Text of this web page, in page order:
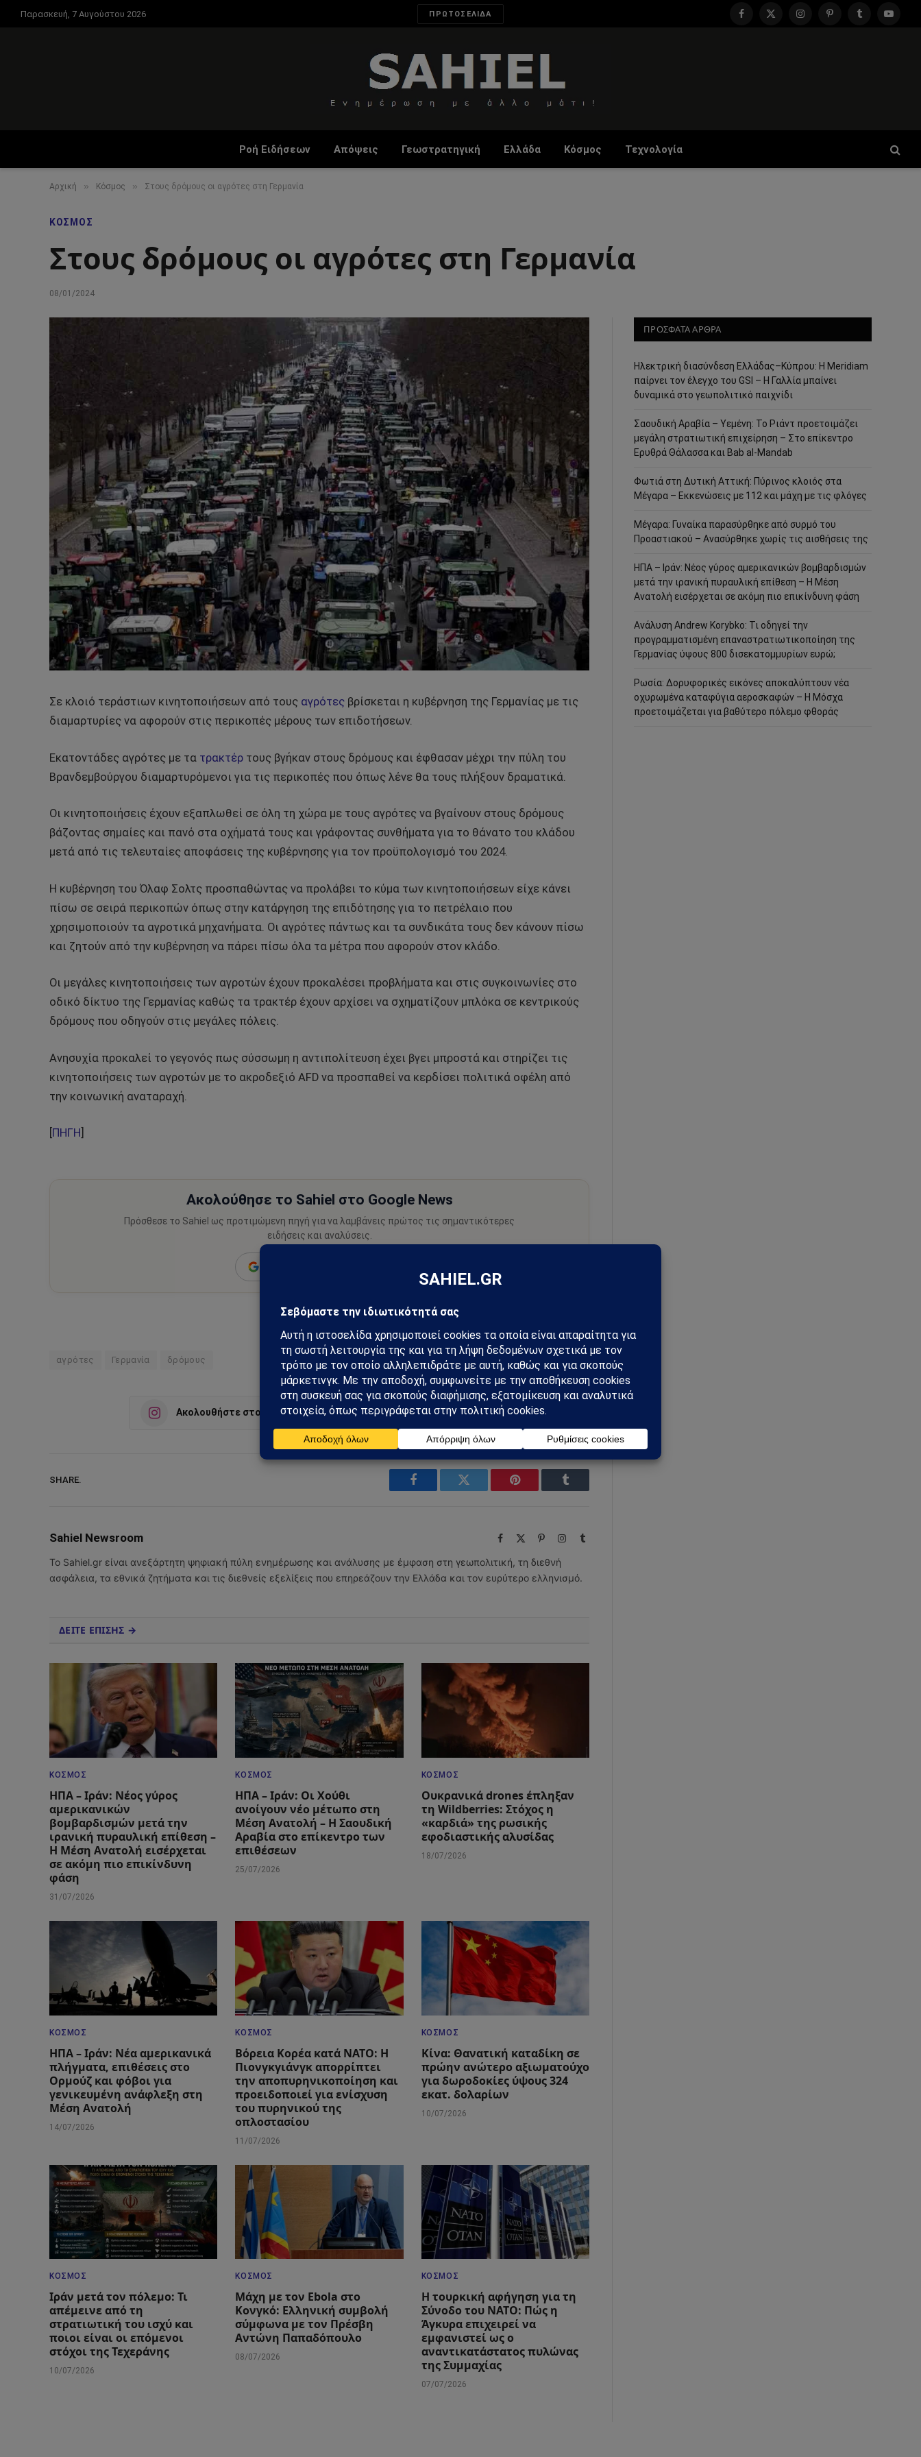
Παρασκευή, 7 Αυγούστου 2026 ΠΡΩΤΟΣΕΛΙΔΑ
Facebook
X
InstagramPinterestTumblr
Ροή Ειδήσεων Απόψεις Γεωστρατηγική Ελλάδα Κόσμος Τεχνολογία
Αρχική » Κόσμος » Στους δρόμους οι αγρότες στη Γερμανία
ΚΌΣΜΟΣ
Στους δρόμους οι αγρότες στη Γερμανία
08/01/2024
Σε κλοιό τεράστιων κινητοποιήσεων από τους αγρότες βρίσκεται η κυβέρνηση της Γερμανίας με τις
διαμαρτυρίες να αφορούν στις περικοπές μέρους των επιδοτήσεων.
Εκατοντάδες αγρότες με τα τρακτέρ τους βγήκαν στους δρόμους και έφθασαν μέχρι την πύλη του
Βρανδεμβούργου διαμαρτυρόμενοι για τις περικοπές που όπως λένε θα τους πλήξουν δραματικά.
Οι κινητοποιήσεις έχουν εξαπλωθεί σε όλη τη χώρα με τους αγρότες να βγαίνουν στους δρόμους
βάζοντας σημαίες και πανό στα οχήματά τους και γράφοντας συνθήματα για το θάνατο του κλάδου
μετά από τις τελευταίες αποφάσεις της κυβέρνησης για τον προϋπολογισμό του 2024.
Η κυβέρνηση του Όλαφ Σολτς προσπαθώντας να προλάβει το κύμα των κινητοποιήσεων είχε κάνει
πίσω σε σειρά περικοπών όπως στην κατάργηση της επιδότησης για το πετρέλαιο που
χρησιμοποιούν τα αγροτικά μηχανήματα. Οι αγρότες πάντως και τα συνδικάτα τους δεν κάνουν πίσω
και ζητούν από την κυβέρνηση να πάρει πίσω όλα τα μέτρα που αφορούν στον κλάδο.
Οι μεγάλες κινητοποιήσεις των αγροτών έχουν προκαλέσει προβλήματα και στις συγκοινωνίες στο
οδικό δίκτυο της Γερμανίας καθώς τα τρακτέρ έχουν αρχίσει να σχηματίζουν μπλόκα σε κεντρικούς
δρόμους που οδηγούν στις μεγάλες πόλεις.
Ανησυχία προκαλεί το γεγονός πως σύσσωμη η αντιπολίτευση έχει βγει μπροστά και στηρίζει τις
κινητοποιήσεις των αγροτών με το ακροδεξιό AFD να προσπαθεί να κερδίσει πολιτικά οφέλη από
την κοινωνική αναταραχή.
ΠΗΓΗ
Ακολούθησε το Sahiel στο Google News
Πρόσθεσε το Sahiel ως προτιμώμενη πηγή για να λαμβάνεις πρώτος τις σημαντικότερες
ειδήσεις και αναλύσεις.
αγρότες Γερμανία δρόμους
Ακολουθήστε στο Instagram Ακολουθήστε στο YouTube
SHARE.
Facebook Twitter Pinterest Tumblr
Sahiel Newsroom Facebook PinterestInstagram
Tumblr
Το Sahiel.gr είναι ανεξάρτητη ψηφιακή πύλη ενημέρωσης και ανάλυσης με έμφαση στη γεωπολιτική, τη διεθνή
ασφάλεια, τα εθνικά ζητήματα και τις διεθνείς εξελίξεις που επηρεάζουν την Ελλάδα και τον ευρύτερο ελληνισμό.
ΔΕΙΤΕ ΕΠΙΣΗΣ →
ΚΌΣΜΟΣ
ΗΠΑ – Ιράν: Νέος γύρος
αμερικανικών
βομβαρδισμών μετά την
ιρανική πυραυλική επίθεση –
Η Μέση Ανατολή εισέρχεται
σε ακόμη πιο επικίνδυνη
φάση
31/07/2026
ΚΌΣΜΟΣ
ΗΠΑ – Ιράν: Οι Χούθι
ανοίγουν νέο μέτωπο στη
Μέση Ανατολή – Η Σαουδική
Αραβία στο επίκεντρο των
επιθέσεων
25/07/2026
ΚΌΣΜΟΣ
Ουκρανικά drones έπληξαν
τη Wildberries: Στόχος η
«καρδιά» της ρωσικής
εφοδιαστικής αλυσίδας
18/07/2026
ΚΌΣΜΟΣ
ΗΠΑ – Ιράν: Νέα αμερικανικά
πλήγματα, επιθέσεις στο
Ορμούζ και φόβοι για
γενικευμένη ανάφλεξη στη
Μέση Ανατολή
14/07/2026
ΚΌΣΜΟΣ
Βόρεια Κορέα κατά ΝΑΤΟ: Η
Πιονγκγιάνγκ απορρίπτει
την αποπυρηνικοποίηση και
προειδοποιεί για ενίσχυση
του πυρηνικού της
οπλοστασίου
11/07/2026
ΚΌΣΜΟΣ
Κίνα: Θανατική καταδίκη σε
πρώην ανώτερο αξιωματούχο
για δωροδοκίες ύψους 324
εκατ. δολαρίων
10/07/2026
ΚΌΣΜΟΣ
Ιράν μετά τον πόλεμο: Τι
απέμεινε από τη
στρατιωτική του ισχύ και
ποιοι είναι οι επόμενοι
στόχοι της Τεχεράνης
10/07/2026
ΚΌΣΜΟΣ
Μάχη με τον Ebola στο
Κονγκό: Ελληνική συμβολή
σύμφωνα με τον Πρέσβη
Αντώνη Παπαδόπουλο
08/07/2026
ΚΌΣΜΟΣ
Η τουρκική αφήγηση για τη
Σύνοδο του ΝΑΤΟ: Πώς η
Άγκυρα επιχειρεί να
εμφανιστεί ως ο
αναντικατάστατος πυλώνας
της Συμμαχίας
07/07/2026
ΠΡΟΣΦΑΤΑ ΑΡΘΡΑ
Ηλεκτρική διασύνδεση Ελλάδας–Κύπρου: Η Meridiam
παίρνει τον έλεγχο του GSI – Η Γαλλία μπαίνει
δυναμικά στο γεωπολιτικό παιχνίδι
Σαουδική Αραβία – Υεμένη: Το Ριάντ προετοιμάζει
μεγάλη στρατιωτική επιχείρηση – Στο επίκεντρο
Ερυθρά Θάλασσα και Bab al-Mandab
Φωτιά στη Δυτική Αττική: Πύρινος κλοιός στα
Μέγαρα – Εκκενώσεις με 112 και μάχη με τις φλόγες
Μέγαρα: Γυναίκα παρασύρθηκε από συρμό του
Προαστιακού – Ανασύρθηκε χωρίς τις αισθήσεις της
ΗΠΑ – Ιράν: Νέος γύρος αμερικανικών βομβαρδισμών
μετά την ιρανική πυραυλική επίθεση – Η Μέση
Ανατολή εισέρχεται σε ακόμη πιο επικίνδυνη φάση
Ανάλυση Andrew Korybko: Τι οδηγεί την
προγραμματισμένη επαναστρατιωτικοποίηση της
Γερμανίας ύψους 800 δισεκατομμυρίων ευρώ;
Ρωσία: Δορυφορικές εικόνες αποκαλύπτουν νέα
οχυρωμένα καταφύγια αεροσκαφών – Η Μόσχα
προετοιμάζεται για βαθύτερο πόλεμο φθοράς